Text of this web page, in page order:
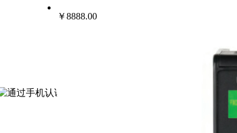
￥8888.00
[诚信档案]